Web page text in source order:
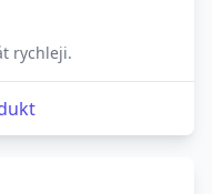
rychleji.